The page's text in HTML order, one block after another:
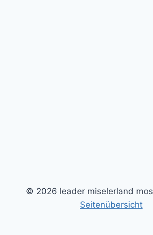
© 2026 leader miselerland
Seitenübersicht